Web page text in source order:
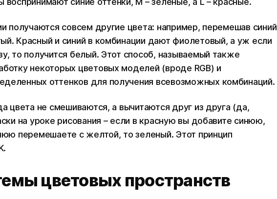
получаются совсем другие цвета: например, перемешав синий
Красный и синий в комбинации дают фиолетовый, а уж если
то получится белый. Этот способ, называемый также
некоторых цветовых моделей (вроде RGB) и
оттенков для получения всевозможных комбинаций.
цвета не смешиваются, а вычитаются друг из друга (да,
на уроке рисования – если в красную вы добавите синюю,
перемешаете с желтой, то зеленый. Этот принцип
цветовых пространств